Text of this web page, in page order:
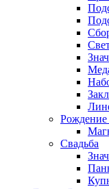
Рождение
Свадьба